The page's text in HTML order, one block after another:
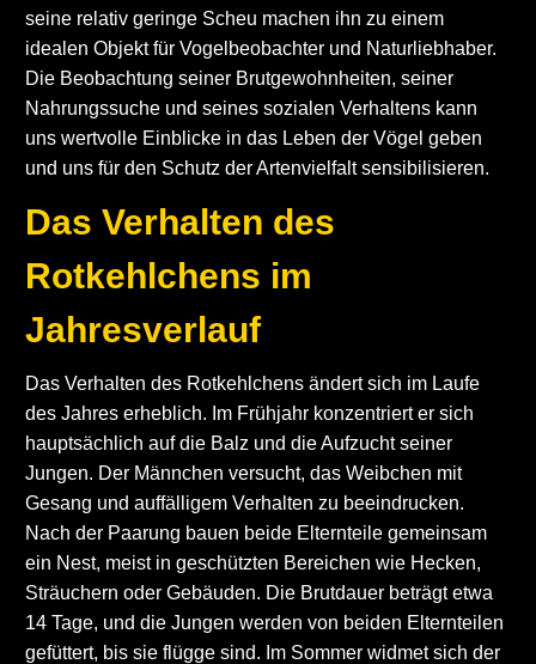
seine relativ geringe Scheu machen ihn zu einem
idealen Objekt für Vogelbeobachter und Naturliebhaber.
Die Beobachtung seiner Brutgewohnheiten, seiner
Nahrungssuche und seines sozialen Verhaltens kann
uns wertvolle Einblicke in das Leben der Vögel geben
und uns für den Schutz der Artenvielfalt sensibilisieren.
Das Verhalten des
Rotkehlchens im
Jahresverlauf
Das Verhalten des Rotkehlchens ändert sich im Laufe
des Jahres erheblich. Im Frühjahr konzentriert er sich
hauptsächlich auf die Balz und die Aufzucht seiner
Jungen. Der Männchen versucht, das Weibchen mit
Gesang und auffälligem Verhalten zu beeindrucken.
Nach der Paarung bauen beide Elternteile gemeinsam
ein Nest, meist in geschützten Bereichen wie Hecken,
Sträuchern oder Gebäuden. Die Brutdauer beträgt etwa
14 Tage, und die Jungen werden von beiden Elternteilen
gefüttert, bis sie flügge sind. Im Sommer widmet sich der